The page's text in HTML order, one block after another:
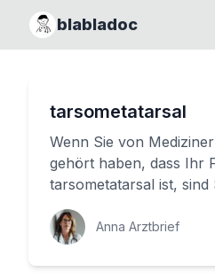
blabladoc
tarsometatarsal
Wenn Sie von
gehört haben, dass Ihr
tarsometatarsal ist, sind
neugierig geworden.
Anna Arztbrief